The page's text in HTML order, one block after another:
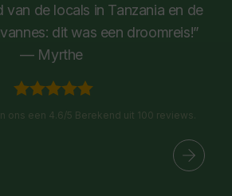
van de locals in Tanzania en de
dit was een droomreis!”
— Myrthe
ons een 4.6/5 Berekend uit 100 reviews.